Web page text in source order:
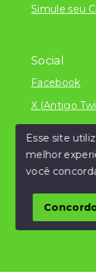
Simule seu
Social
Facebook
X (Antigo
© Copyright
/CNPJ
SITE PARA IMOBILIARIA
Esse site
melhor
você